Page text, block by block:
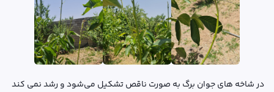
در شاخه های جوان برگ به صورت ناقص تشکیل می‌شود و رشد نمی کند